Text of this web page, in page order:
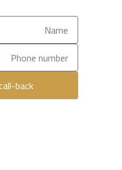
back